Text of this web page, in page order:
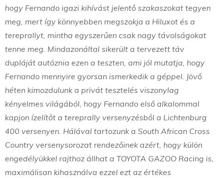
hogy Fernando igazi kihívást jelentő szakaszokat tegyen
meg, mert így könnyebben megszokja a Hiluxot és a
tereprallyt, mintha egyszerűen csak nagy távolságokat
tenne meg. Mindazonáltal sikerült a tervezett táv
dupláját autóznia ezen a teszten, ami jól mutatja, hogy
Fernando mennyire gyorsan ismerkedik a géppel. Jövő
héten kimozdulunk a privát tesztelés viszonylag
kényelmes világából, hogy Fernando első alkalommal
kapjon ízelítőt a tereprally versenyzésből a Lichtenburg
400 versenyen. Hálával tartozunk a South African Cross
Country versenysorozat rendezőinek azért, hogy külön
engedélyükkel rajthoz állhat a TOYOTA GAZOO Racing is,
maximálisan kihasználva ezzel ezt az értékes